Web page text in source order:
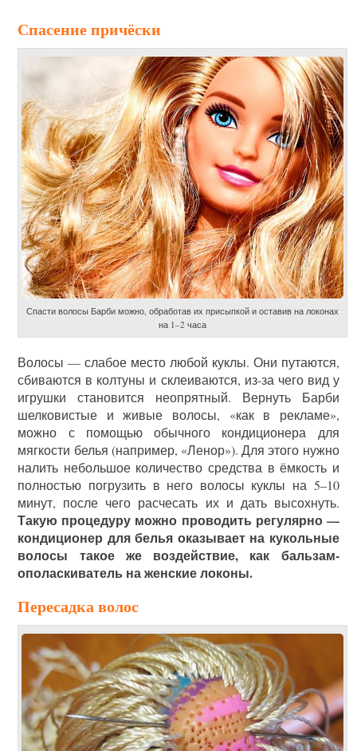
Спасение причёски
Спасти волосы Барби можно, обработав их присыпкой и оставив на локонах
на 1–2 часа
Волосы — слабое место любой куклы. Они путаются,
сбиваются в колтуны и склеиваются, из-за чего вид у
игрушки становится неопрятный. Вернуть Барби
шелковистые и живые волосы, «как в рекламе»,
можно с помощью обычного кондиционера для
мягкости белья (например, «Ленор»). Для этого нужно
налить небольшое количество средства в ёмкость и
полностью погрузить в него волосы куклы на 5–10
минут, после чего расчесать их и дать высохнуть.
Такую процедуру можно проводить регулярно —
кондиционер для белья оказывает на кукольные
волосы такое же воздействие, как бальзам-
ополаскиватель на женские локоны.
Пересадка волос